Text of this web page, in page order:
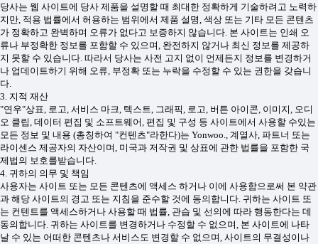
당사는 웹 사이트에 당사 제품을 설명할 때 최대한 정확하게 기술하려고 노력하
지만, 적용 법률에서 허용하는 범위에서 제품 설명, 색상 또는 기타 모든 콘텐츠
가 정확하고 완벽하며 오류가 없다고 보증하지 않습니다. 본 사이트는 인쇄 오
류나 부정확한 정보를 포함할 수 있으며, 완전하지 않거나 최신 정보를 제공하
지 못할 수 있습니다. 따라서 당사는 사전 고지 없이 언제든지 정보를 변경하거
나 업데이트하기 위해 오류, 부정확 또는 누락을 수정할 수 있는 권한을 갖습니
다.
3. 지적 재산
"연우"상표, 로고, 서비스 마크, 텍스트, 그래픽, 로고, 버튼 아이콘, 이미지, 오디
오 클립, 데이터 편집 및 소프트웨어, 편집 및 구성 등 사이트에서 사용할 수있는
모든 정보 및 내용 (총칭하여 "컨텐츠"라한다)는 Yonwoo., 계열사, 파트너 또는
라이센스 제공자의 자산이며, 미국과 저작권 및 상표에 관한 법률을 포함한 국
제법의 보호를받습니다.
4. 귀하의 의무 및 책임
사용자는 사이트 또는 모든 콘텐츠에 액세스 하거나 이에 사용함으로써 본 약관
과 해당 사이트의 경고 또는 지침을 준수할 것에 동의합니다. 귀하는 사이트 또
는 컨텐트를 액세스하거나 사용할 때 법률, 관습 및 선의에 따라 행동한다는 데
동의합니다. 귀하는 사이트를 변경하거나 수정할 수 없으며, 본 사이트에 나타
날 수 있는 어떠한 콘텐츠나 서비스도 변경할 수 없으며, 사이트의 무결성이나